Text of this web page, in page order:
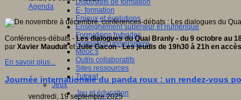
Dispositifs de formation
E- formation
Enjeux et évolutions
Enseignement supérieur et numérique
Formations hybrides
Formation universitaire
Mooc’s
Outils collaboratifs
Sites ressources
Tutorat
Jeux
Jeu et éducation
Agenda
Conférences-débats -Les dialogues du Quai Branly - du 9 octobre au
par Xavier MauduitetJulie Gacon-Les jeudis de 19h30 à 21h en
En savoir plus...
Journée internationale du panda roux : un rendez-vous
vendredi, 19 septembre 2025